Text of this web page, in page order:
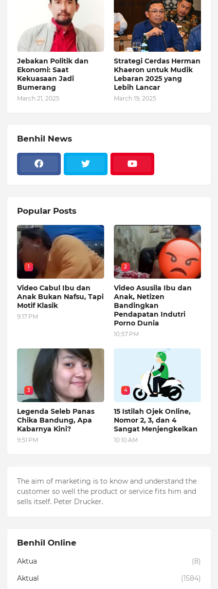
Jebakan Politik dan
Ekonomi: Saat
Kekuasaan Jadi
Bumerang
March 21, 2025
Strategi Cerdas Herman
Khaeron untuk Mudik
Lebaran 2025 yang
Lebih Lancar
March 19, 2025
Benhil News
Popular Posts
1
Video Cabul Ibu dan
Anak Bukan Nafsu, Tapi
Motif Klasik
9:17 PM
2
Video Asusila Ibu dan
Anak, Netizen
Bandingkan
Pendapatan Indutri
Porno Dunia
10:57 PM
3
Legenda Seleb Panas
Chika Bandung, Apa
Kabarnya Kini?
9:51 PM
4
15 Istilah Ojek Online,
Nomor 2, 3, dan 4
Sangat Menjengkelkan
10:10 AM
The aim of marketing is to know and understand the
customer so well the product or service fits him and
sells itself. Peter Drucker.
Benhil Online
Aktua
(8)
Aktual
(1584)